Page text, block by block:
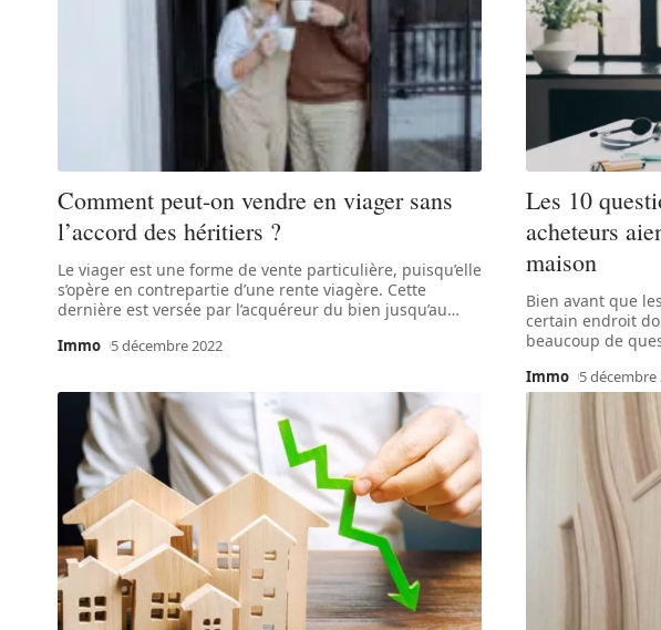
Comment peut-on vendre en viager sans
l’accord des héritiers ?
Le viager est une forme de vente particulière, puisqu’elle
s’opère en contrepartie d’une rente viagère. Cette
dernière est versée par l’acquéreur du bien jusqu’au…
Immo 5 décembre 2022
Les 10
acheteurs
maison
Bien avant que
certain endroit
beaucoup de
Immo 5 décembre